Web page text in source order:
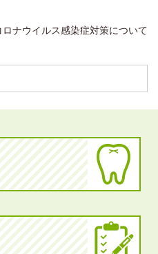
ロナウイルス感染症対策について